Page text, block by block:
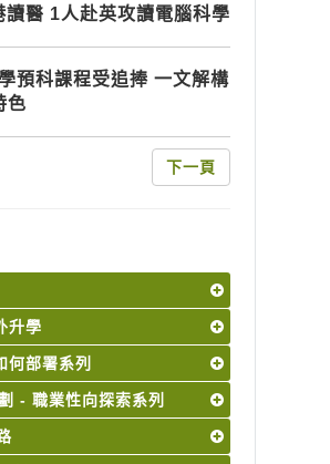
讀醫 1人赴英攻讀電腦科學
預科課程受追捧 一文解構
色
下一頁
升學
何部署系列
- 職業性向探索系列